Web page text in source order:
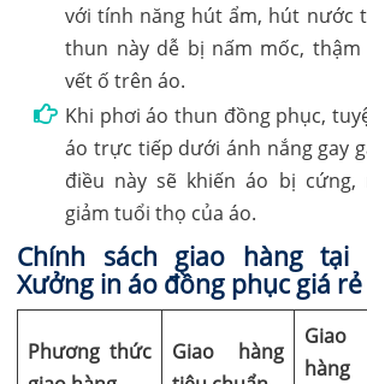
với tính năng hút ẩm, hút nước
thun này dễ bị nấm mốc,
vết ố trên áo.
Khi phơi áo thun đồng phục,
áo trực tiếp dưới ánh nắng gay
điều này sẽ khiến áo bị cứng,
giảm tuổi thọ của áo.
Chính sách giao hàng tại
Xưởng in áo đồng phục giá
Phương thức
Giao hàng
Giao
hàng